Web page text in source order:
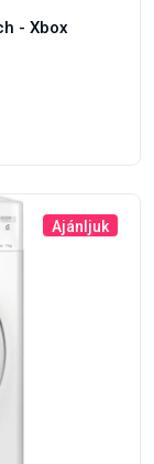
- Xbox
Ajánljuk